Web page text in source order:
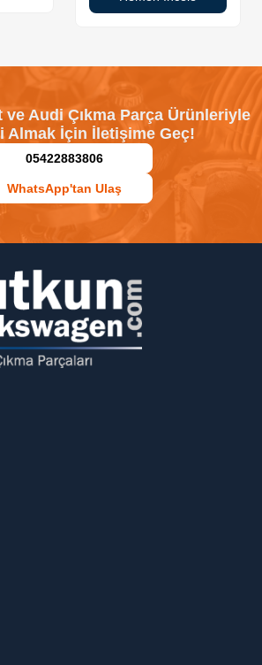
ve Audi Çıkma Parça Ürünleriyle
Almak İçin İletişime Geç!
05422883806
WhatsApp'tan Ulaş